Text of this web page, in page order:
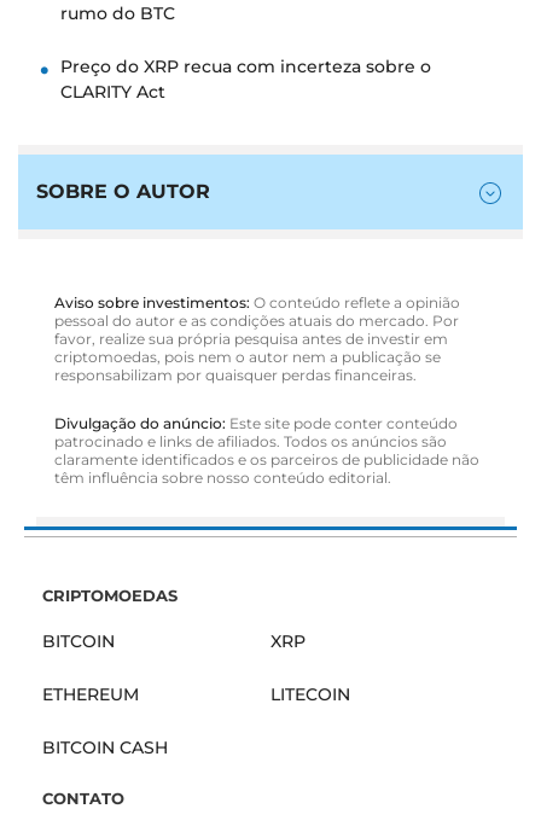
rumo do BTC
Preço do XRP recua com incerteza sobre o
CLARITY Act
SOBRE O AUTOR
Aviso sobre investimentos: O conteúdo reflete a opinião
pessoal do autor e as condições atuais do mercado. Por
favor, realize sua própria pesquisa antes de investir em
criptomoedas, pois nem o autor nem a publicação se
responsabilizam por quaisquer perdas financeiras.
Divulgação do anúncio: Este site pode conter conteúdo
patrocinado e links de afiliados. Todos os anúncios são
claramente identificados e os parceiros de publicidade não
têm influência sobre nosso conteúdo editorial.
CRIPTOMOEDAS
BITCOIN XRP
ETHEREUM LITECOIN
BITCOIN CASH
CONTATO